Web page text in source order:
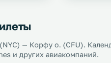
— Корфу о. (CFU).
и других авиакомпаний.